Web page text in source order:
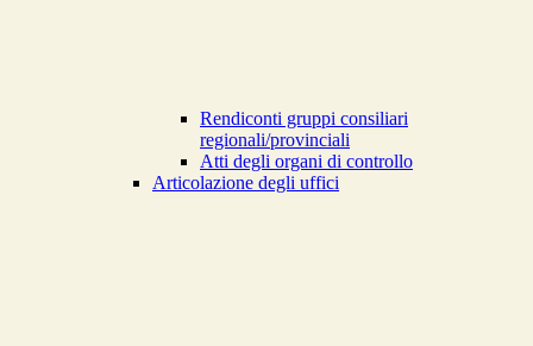
Rendiconti gruppi consiliari
regionali/provinciali
Atti degli organi di controllo
Articolazione degli uffici